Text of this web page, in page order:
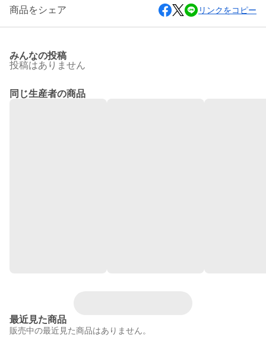
商品をシェア リンクをコピー
みんなの投稿
投稿はありません
同じ生産者の商品
最近見た商品
販売中の最近見た商品はありません。